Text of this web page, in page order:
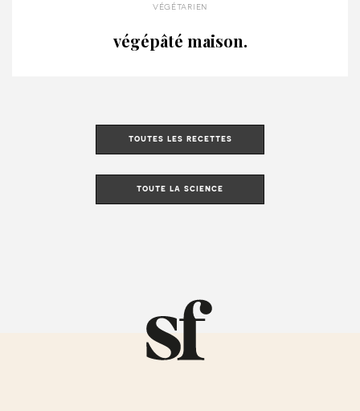
végétarien
végépâté maison.
toutes les recettes
toute la science